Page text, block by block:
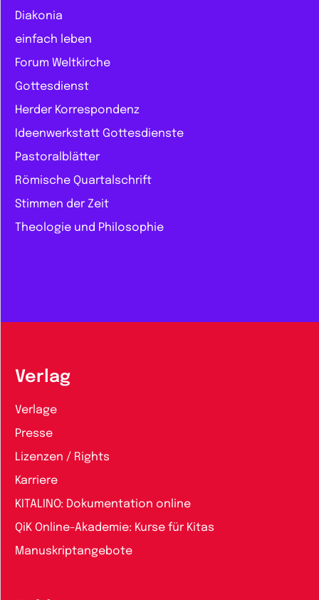
Diakonia
einfach leben
Forum Weltkirche
Gottesdienst
Herder Korrespondenz
Ideenwerkstatt Gottesdienste
Pastoralblätter
Römische Quartalschrift
Stimmen der Zeit
Theologie und Philosophie
Verlag
Verlage
Presse
Lizenzen / Rights
Karriere
KITALINO: Dokumentation online
QiK Online-Akademie: Kurse für Kitas
Manuskriptangebote